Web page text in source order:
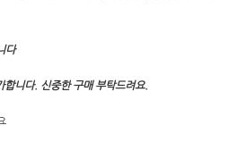
다
니다. 신중한 구매 부탁드려요.